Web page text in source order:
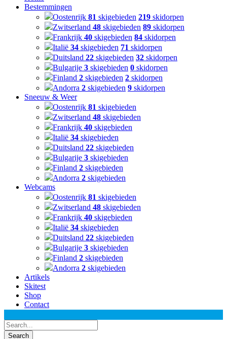
Bestemmingen
Oostenrijk 81 skigebieden 219 skidorpen
Zwitserland 48 skigebieden 89 skidorpen
Frankrijk 40 skigebieden 84 skidorpen
Italië 34 skigebieden 71 skidorpen
Duitsland 22 skigebieden 32 skidorpen
Bulgarije 3 skigebieden 0 skidorpen
Finland 2 skigebieden 2 skidorpen
Andorra 2 skigebieden 9 skidorpen
Sneeuw & Weer
Oostenrijk 81 skigebieden
Zwitserland 48 skigebieden
Frankrijk 40 skigebieden
Italië 34 skigebieden
Duitsland 22 skigebieden
Bulgarije 3 skigebieden
Finland 2 skigebieden
Andorra 2 skigebieden
Webcams
Oostenrijk 81 skigebieden
Zwitserland 48 skigebieden
Frankrijk 40 skigebieden
Italië 34 skigebieden
Duitsland 22 skigebieden
Bulgarije 3 skigebieden
Finland 2 skigebieden
Andorra 2 skigebieden
Artikels
Skitest
Shop
Contact